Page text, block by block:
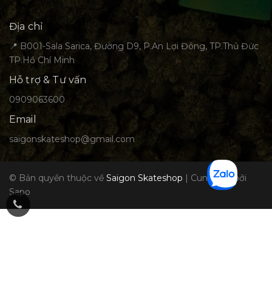
Địa chỉ
📍 B001-Sala Sarica, Đường D9, P.An Lợi Đông, TP.Thủ Đức
TP.Hồ Chí Minh
Hỗ trợ & Tư vấn
0909063600
Email
saigonskateshop@gmail.com
© Bản quyền thuộc về Saigon Skateshop | Cung cấp bởi
Sapo